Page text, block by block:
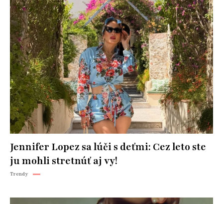
Jennifer Lopez sa lúči s deťmi: Cez leto ste
ju mohli stretnúť aj vy!
Trendy